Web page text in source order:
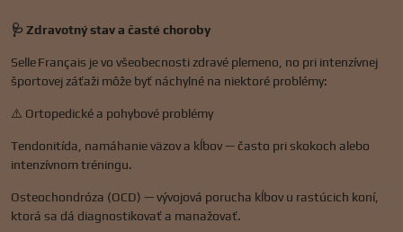
🩺 Zdravotný stav a časté choroby
Selle Français je vo všeobecnosti zdravé plemeno, no pri intenzívnej
športovej záťaži môže byť náchylné na niektoré problémy:
⚠️ Ortopedické a pohybové problémy
Tendonitída, namáhanie väzov a kĺbov — často pri skokoch alebo
intenzívnom tréningu.
Osteochondróza (OCD) — vývojová porucha kĺbov u rastúcich koní,
ktorá sa dá diagnostikovať a manažovať.